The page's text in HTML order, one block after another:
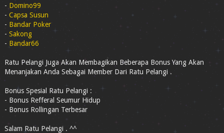
- Domino99
- Capsa Susun
- Bandar Poker
- Sakong
- Bandar66
Ratu Pelangi Juga Akan Membagikan Beberapa Bonus Yang Akan
Menanjakan Anda Sebagai Member Dari Ratu Pelangi .
Bonus Spesial Ratu Pelangi :
- Bonus Refferal Seumur Hidup
- Bonus Rollingan Terbesar
Salam Ratu Pelangi . ^^